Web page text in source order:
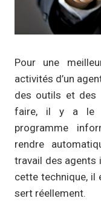
Pour une
activités d’un
des outils et des
faire, il y a le
programme
rendre
travail des agents
cette technique, il
sert réellement.